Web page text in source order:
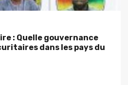
: Quelle gouvernance
dans les pays du